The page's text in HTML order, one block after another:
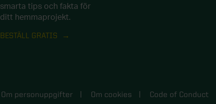
smarta tips och fakta för
ditt hemmaprojekt.
BESTÄLL GRATIS
Om personuppgifter Om cookies Code of Conduct